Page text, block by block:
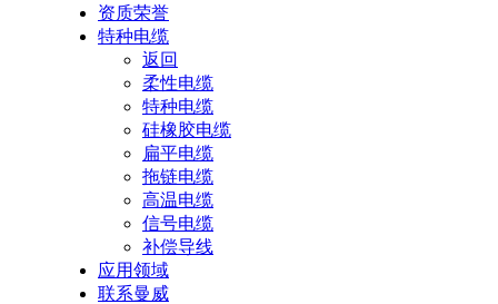
资质荣誉
特种电缆
返回
柔性电缆
特种电缆
硅橡胶电缆
扁平电缆
拖链电缆
高温电缆
信号电缆
补偿导线
应用领域
联系曼威